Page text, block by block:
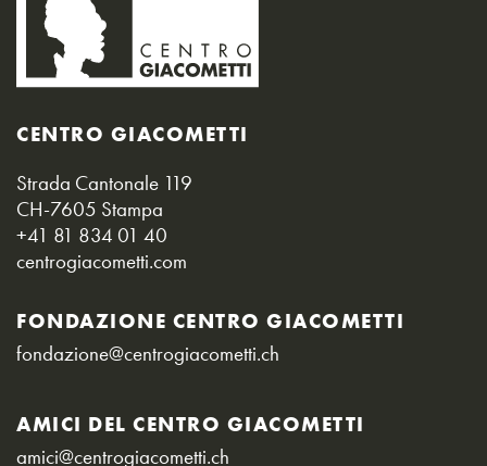
CENTRO GIACOMETTI
Strada Cantonale 119
CH-7605 Stampa
+41 81 834 01 40
centrogiacometti.com
FONDAZIONE CENTRO GIACOMETTI
fondazione@centrogiacometti.ch
AMICI DEL CENTRO GIACOMETTI
amici@centrogiacometti.ch